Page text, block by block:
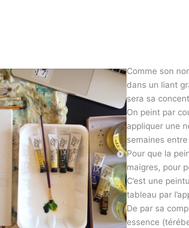
Comme son
dans un liant
sera sa
On peint par
appliquer une
semaines
Pour que la
maigres, pour
C’est une
tableau par
De par sa
essence